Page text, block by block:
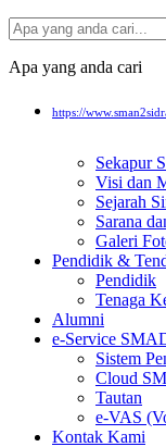
Apa yang anda cari
https://
Sekapur
Visi dan
Sejarah
Sarana
Galeri
Pendidik &
Pendidik
Tenaga
Alumni
e-Service
Sistem
Cloud
Tautan
e-VAS
Kontak Kami